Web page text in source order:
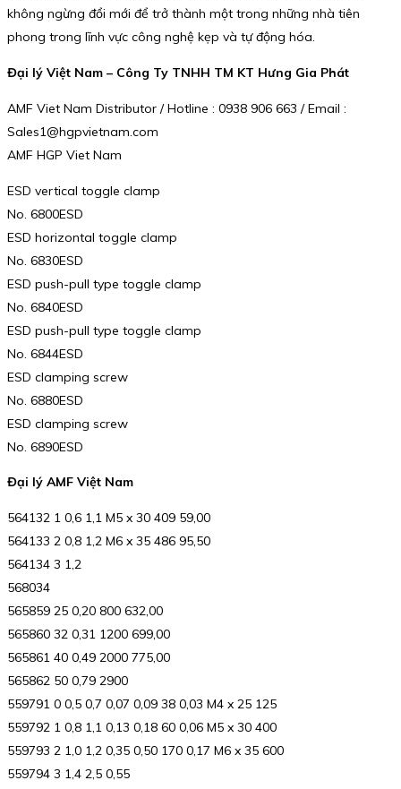
không ngừng đổi mới để trở thành một trong những nhà tiên
phong trong lĩnh vực công nghệ kẹp và tự động hóa.
Đại lý Việt Nam – Công Ty TNHH TM KT Hưng Gia Phát
AMF Viet Nam Distributor / Hotline : 0938 906 663 / Email :
Sales1@hgpvietnam.com
AMF HGP Viet Nam
ESD vertical toggle clamp
No. 6800ESD
ESD horizontal toggle clamp
No. 6830ESD
ESD push-pull type toggle clamp
No. 6840ESD
ESD push-pull type toggle clamp
No. 6844ESD
ESD clamping screw
No. 6880ESD
ESD clamping screw
No. 6890ESD
Đại lý AMF Việt Nam
564132 1 0,6 1,1 M5 x 30 409 59,00
564133 2 0,8 1,2 M6 x 35 486 95,50
564134 3 1,2
568034
565859 25 0,20 800 632,00
565860 32 0,31 1200 699,00
565861 40 0,49 2000 775,00
565862 50 0,79 2900
559791 0 0,5 0,7 0,07 0,09 38 0,03 M4 x 25 125
559792 1 0,8 1,1 0,13 0,18 60 0,06 M5 x 30 400
559793 2 1,0 1,2 0,35 0,50 170 0,17 M6 x 35 600
559794 3 1,4 2,5 0,55